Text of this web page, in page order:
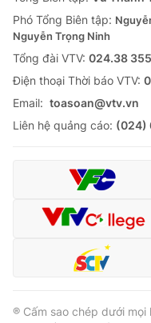
Phó Tổng Biên tập:
Nguyễn Trọng Ninh
Tổng đài VTV: 024.38
Ðiện thoại Thời báo VTV:
Email: toasoan@vtv.vn
Liên hệ quảng cáo: (024)
® Cấm sao chép dưới